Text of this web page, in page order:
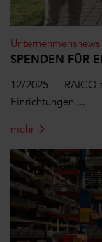
Unternehmensnews
SPENDEN FÜR
12/2025 — RAICO
Einrichtungen ...
mehr